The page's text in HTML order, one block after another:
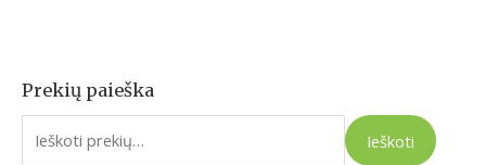
Prekių paieška
I
e
Ieškoti